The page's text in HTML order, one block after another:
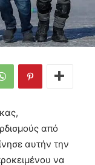
από
αυτήν την
να